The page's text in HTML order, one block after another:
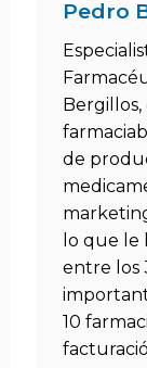
Pedro
Bergillos,
de
lo que le
entre los
10